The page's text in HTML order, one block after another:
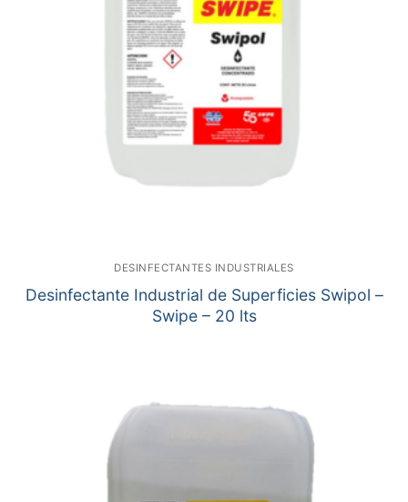
DESINFECTANTES INDUSTRIALES
Desinfectante Industrial de Superficies Swipol –
Swipe – 20 lts